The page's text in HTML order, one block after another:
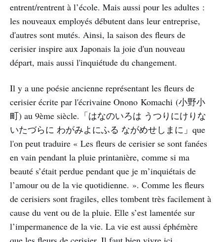
entrent/rentrent à l’école. Mais aussi pour les adultes :
les nouveaux employés débutent dans leur entreprise,
d'autres sont mutés. Ainsi, la saison des fleurs de
cerisier inspire aux Japonais la joie d'un nouveau
départ, mais aussi l'inquiétude du changement.
Il y a une poésie ancienne représentant les fleurs de
cerisier écrite par l'écrivaine Onono Komachi (小野小
町) au 9ème siècle.「はなのいろは うつりにけりな
いたづらに わがみよにふる ながめせしまに」que
l'on peut traduire « Les fleurs de cerisier se sont fanées
en vain pendant la pluie printanière, comme si ma
beauté s’était perdue pendant que je m’inquiétais de
l’amour ou de la vie quotidienne. ». Comme les fleurs
de cerisiers sont fragiles, elles tombent très facilement à
cause du vent ou de la pluie. Elle s’est lamentée sur
l’impermanence de la vie. La vie est aussi éphémère